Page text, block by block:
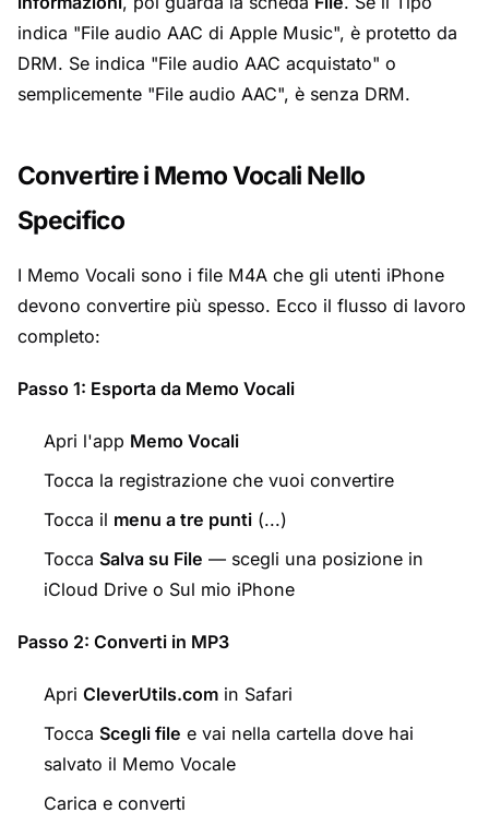
indica "File audio AAC di Apple Music", è protetto da
DRM. Se indica "File audio AAC acquistato" o
semplicemente "File audio AAC", è senza DRM.
Convertire i Memo Vocali Nello
Specifico
I Memo Vocali sono i file M4A che gli utenti iPhone
devono convertire più spesso. Ecco il flusso di lavoro
completo:
Passo 1: Esporta da Memo Vocali
Apri l'app Memo Vocali
Tocca la registrazione che vuoi convertire
Tocca il menu a tre punti (...)
Tocca Salva su File — scegli una posizione in
iCloud Drive o Sul mio iPhone
Passo 2: Converti in MP3
Apri CleverUtils.com in Safari
Tocca Scegli file e vai nella cartella dove hai
salvato il Memo Vocale
Carica e converti